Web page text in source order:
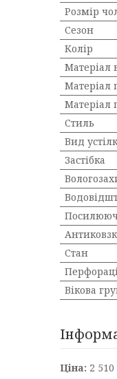
Розмір
Сезон
Колір
Матеріал
Матеріал
Матеріал
Стиль
Вид
Застібка
Стан
Вікова
Ціна: 2 510